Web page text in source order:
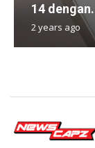
14
2 years ago